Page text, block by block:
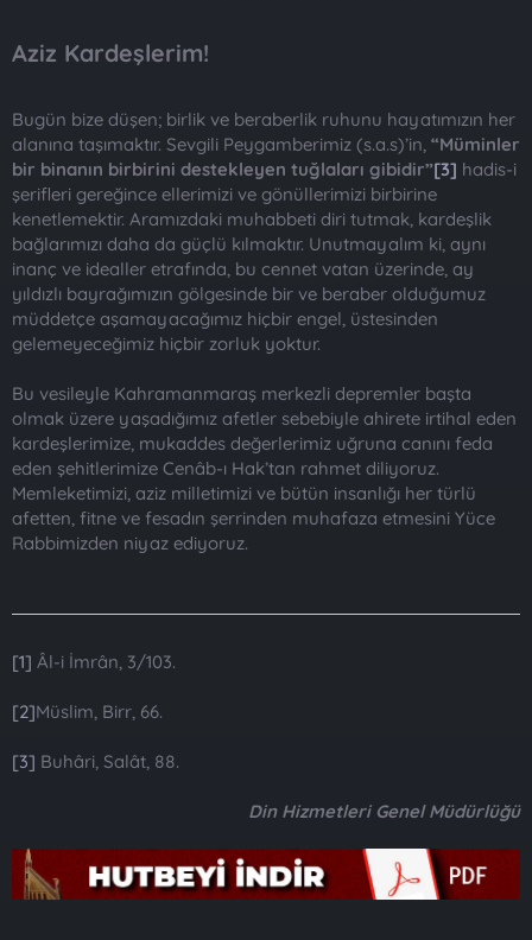
Aziz Kardeşlerim!
Bugün bize düşen; birlik ve beraberlik ruhunu hayatımızın her
alanına taşımaktır. Sevgili Peygamberimiz (s.a.s)’in, “Müminler
bir binanın birbirini destekleyen tuğlaları gibidir”[3] hadis-i
şerifleri gereğince ellerimizi ve gönüllerimizi birbirine
kenetlemektir. Aramızdaki muhabbeti diri tutmak, kardeşlik
bağlarımızı daha da güçlü kılmaktır. Unutmayalım ki, aynı
inanç ve idealler etrafında, bu cennet vatan üzerinde, ay
yıldızlı bayrağımızın gölgesinde bir ve beraber olduğumuz
müddetçe aşamayacağımız hiçbir engel, üstesinden
gelemeyeceğimiz hiçbir zorluk yoktur.
Bu vesileyle Kahramanmaraş merkezli depremler başta
olmak üzere yaşadığımız afetler sebebiyle ahirete irtihal eden
kardeşlerimize, mukaddes değerlerimiz uğruna canını feda
eden şehitlerimize Cenâb-ı Hak’tan rahmet diliyoruz.
Memleketimizi, aziz milletimizi ve bütün insanlığı her türlü
afetten, fitne ve fesadın şerrinden muhafaza etmesini Yüce
Rabbimizden niyaz ediyoruz.
[1] Âl-i İmrân, 3/103.
[2]Müslim, Birr, 66.
[3] Buhâri, Salât, 88.
Din Hizmetleri Genel Müdürlüğü